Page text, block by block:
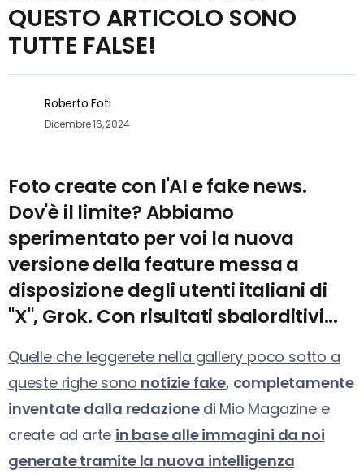
QUESTO ARTICOLO SONO
TUTTE FALSE!
Roberto Foti
Dicembre 16, 2024
Foto create con l'AI e fake news.
Dov'è il limite? Abbiamo
sperimentato per voi la nuova
versione della feature messaa
disposizione degli utenti italiani di
"X", Grok. Con risultati sbalorditivi...
Quelle che leggerete nella gallery poco sotto a
queste righe sono notizie fake, completamente
inventate dalla redazione di Mio Magazine e
create ad arte in base alle immagini da noi
generate tramite la nuova intelligenza